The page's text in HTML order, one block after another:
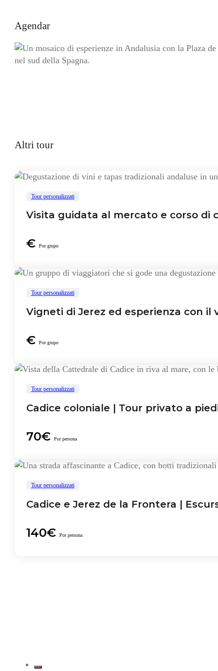
Agendar
Altri tour
Tour personalizzati
Visita guidata al mercato e corso di
€ Por grupo
Tour personalizzati
Vigneti di Jerez ed esperienza con il
€ Por grupo
Tour personalizzati
Cadice coloniale | Tour privato a
70€ Por persona
Tour personalizzati
Cadice e Jerez de la Frontera |
140€ Por persona